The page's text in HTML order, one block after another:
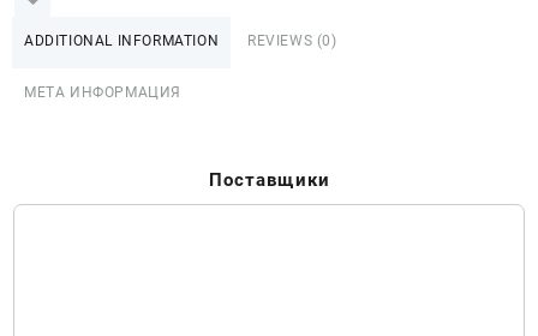
ADDITIONAL INFORMATION REVIEWS (0)
МЕТА ИНФОРМАЦИЯ
Поставщики